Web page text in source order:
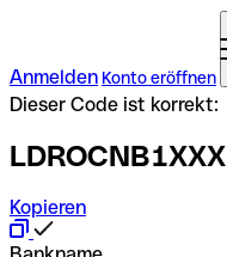
Anmelden Konto eröffnen
Dieser Code ist korrekt:
LDROCNB1XXX
Kopieren